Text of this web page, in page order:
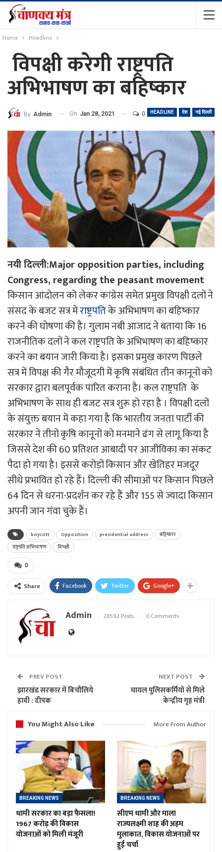
Home Headline
विपक्षी करेगी राष्ट्रपति
अभिभाषण का बहिष्कार
HEADLINE देश नई दिल्ली
By Admin On Jan 28, 2021 0
नयी दिल्ली:Major opposition parties, including
Congress, regarding the peasant movement
किसान आंदोलन को लेकर कांग्रेस समेत प्रमुख विपक्षी दलों ने
संसद के बजट सत्र मेंराष्ट्रपतिके अभिभाषण का बहिष्कार
करने की घोषणा की है। गुलाम नबी आजाद ने बताया कि 16
राजनीतिक दलों ने कल राष्ट्रपति के अभिभाषण का बहिष्कार
करने का बयान जारी किया है। इसका प्रमुख कारण पिछले
सत्र में विपक्ष की गैर मौजूदगी में कृषि संबंधित तीन कानूनों को
सरकार द्वारा बलपूर्वक पारित कराना है। कल राष्ट्रपति के
अभिभाषण के साथ ही बजट सत्र शुरू हो रहा है । विपक्षी दलों
के संयुक्त बयान में कहा गया है कि भारतीय जनता पार्टी की
सरकार ने तीनों कृषि कानूनों को मनमाने ढंग से लागू किया है
जिससे देश की 60 प्रतिशत आबादी पर आजीविका का संकट
पैदा हो गया है। इससे करोड़ों किसान और खेतिहर मजदूर
सीधे प्रभावित हो रहे हैं। दिल्ली की सीमाओं पर किसान पिछले
64 दिन से धरना-प्रदर्शन कर रहे हैं और 155 से ज्यादा किसान
अपनी जान गंवा चुके हैं।
boycott Opposition presidential address
बहिष्कार
राष्ट्रपति अभिभाषण
विपक्षी
0
Share Facebook Twitter Google+
Admin 28592 Posts 0 Comments
PREV POST
झारखंड सरकार में बिचौलिये
हावी : दीपक
NEXT POST
घायल पुलिसकर्मियों से मिले
केन्द्रीय गृह मंत्री
You Might Also Like
More From Author
BREAKING NEWS
धामी सरकार का बड़ा फैसला!
1967 करोड़ की विकास
योजनाओं को मिली मंजूरी
BREAKING NEWS
सीएम धामी और माला
राज्यलक्ष्मी शाह की अहम
मुलाकात, विकास योजनाओं पर
हुई चर्चा